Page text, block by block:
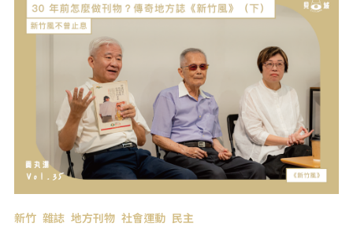
新竹 雜誌 地方刊物 社會運動 民主